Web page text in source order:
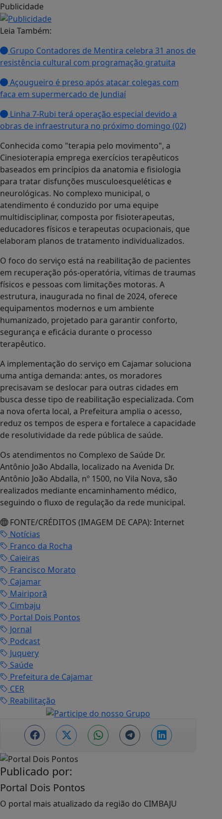
Publicidade
Leia Também:
Grupo Contadores de Mentira celebra 31 anos de
resistência cultural com programação gratuita
Açougueiro é preso após atacar colegas com
faca em supermercado de Jundiaí
Linha 7-Rubi terá operação especial devido a
obras de infraestrutura no próximo domingo (02)
Conhecida como "terapia pelo movimento", a
Cinesioterapia emprega exercícios terapêuticos
baseados em princípios da anatomia e fisiologia
para tratar disfunções musculoesqueléticas e
neurológicas. No complexo municipal, o
atendimento é conduzido por uma equipe
multidisciplinar, composta por fisioterapeutas,
educadores físicos e terapeutas ocupacionais, que
elaboram planos de tratamento individualizados.
O foco do serviço está na reabilitação de pacientes
em recuperação pós-operatória, vítimas de traumas
físicos e pessoas com limitações motoras. A
estrutura, inaugurada no final de 2024, oferece
equipamentos modernos e um ambiente
humanizado, projetado para garantir conforto,
segurança e eficácia durante o processo
terapêutico.
A implementação do serviço em Cajamar soluciona
uma antiga demanda: antes, os moradores
precisavam se deslocar para outras cidades em
busca desse tipo de reabilitação especializada. Com
a nova oferta local, a Prefeitura amplia o acesso,
reduz os tempos de espera e fortalece a capacidade
de resolutividade da rede pública de saúde.
Os atendimentos no Complexo de Saúde Dr.
Antônio João Abdalla, localizado na Avenida Dr.
Antônio João Abdalla, nº 1500, no Vila Nova, são
realizados mediante encaminhamento médico,
seguindo o fluxo de regulação da rede municipal.
FONTE/CRÉDITOS (IMAGEM DE CAPA): Internet
Notícias
Franco da Rocha
Caieiras
Francisco Morato
Cajamar
Mairiporã
Cimbaju
Portal Dois Pontos
Jornal
Podcast
Juquery
Saúde
Prefeitura de Cajamar
CER
Reabilitação
Publicado por:
Portal Dois Pontos
O portal mais atualizado da região do CIMBAJU